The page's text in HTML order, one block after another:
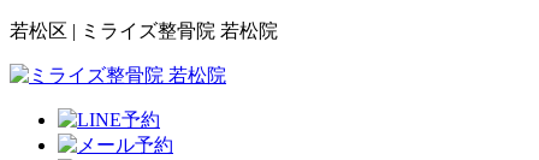
若松区 | ミライズ整骨院 若松院